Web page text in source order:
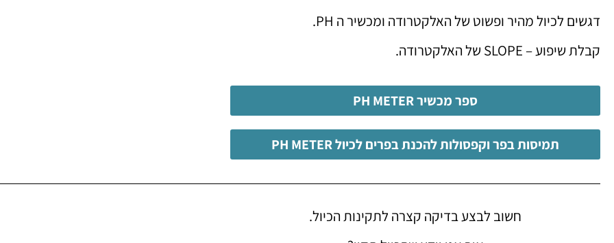
דגשים לכיול מהיר ופשוט של האלקטרודה ומכשיר ה PH.
קבלת שיפוע – SLOPE של האלקטרודה.
ספר מכשיר PH METER
תמיסות בפר וקפסולות להכנת בפרים לכיול PH METER
חשוב לבצע בדיקה קצרה לתקינות הכיול.